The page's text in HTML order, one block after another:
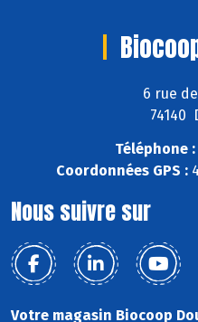
6 rue
74140
Téléphone :
Coordonnées GPS :
Nous suivre sur
Votre magasin Biocoop